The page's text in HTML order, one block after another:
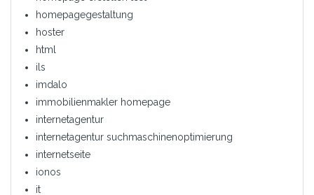
homepagegestaltung
hoster
html
ils
imdalo
immobilienmakler homepage
internetagentur
internetagentur suchmaschinenoptimierung
internetseite
ionos
it